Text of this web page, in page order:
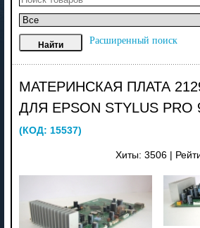
Расширенный поиск
МАТЕРИНСКАЯ ПЛАТА
ДЛЯ EPSON STYLUS PRO
(КОД: 15537)
Хиты: 3506